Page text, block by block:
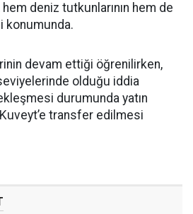
deniz tutkunlarının hem de
konumunda.
devam ettiği öğrenilirken,
olduğu iddia
durumunda yatın
transfer edilmesi